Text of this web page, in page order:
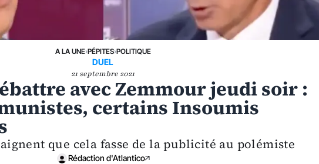
A LA UNE›PÉPITES›POLITIQUE
DUEL
21 septembre 2021
avec Zemmour jeudi soir :
certains Insoumis
que cela fasse de la publicité au polémiste
Rédaction d'Atlantico